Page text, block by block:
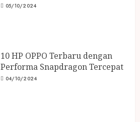
05/10/2024
10 HP OPPO Terbaru dengan
Performa Snapdragon Tercepat
04/10/2024